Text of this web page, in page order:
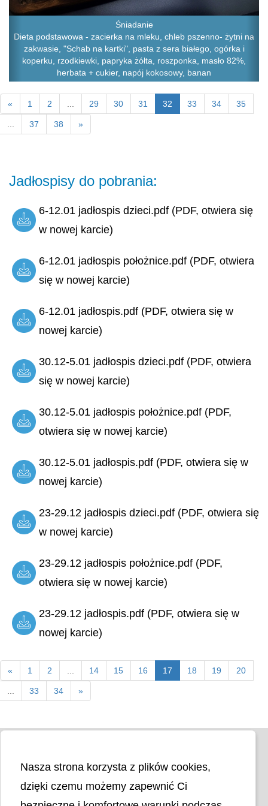
Śniadanie
Dieta podstawowa - zacierka na mleku, chleb pszenno- żytni na
zakwasie, "Schab na kartki", pasta z sera białego, ogórka i
koperku, rzodkiewki, papryka żółta, roszponka, masło 82%,
herbata + cukier, napój kokosowy, banan
« 1 2 ... 29 30 31 32 33 34 35
... 37 38 »
Jadłospisy do pobrania:
6-12.01 jadłospis dzieci.pdf (PDF, otwiera się
w nowej karcie)
6-12.01 jadłospis położnice.pdf (PDF, otwiera
się w nowej karcie)
6-12.01 jadłospis.pdf (PDF, otwiera się w
nowej karcie)
30.12-5.01 jadłospis dzieci.pdf (PDF, otwiera
się w nowej karcie)
30.12-5.01 jadłospis położnice.pdf (PDF,
otwiera się w nowej karcie)
30.12-5.01 jadłospis.pdf (PDF, otwiera się w
nowej karcie)
23-29.12 jadłospis dzieci.pdf (PDF, otwiera się
w nowej karcie)
23-29.12 jadłospis położnice.pdf (PDF,
otwiera się w nowej karcie)
23-29.12 jadłospis.pdf (PDF, otwiera się w
nowej karcie)
« 1 2 ... 14 15 16 17 18 19 20
... 33 34 »
Nasza strona korzysta z plików cookies,
dzięki czemu możemy zapewnić Ci